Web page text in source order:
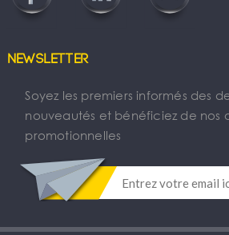
Newsletter
Soyez les premiers informés des
nouveautés et bénéficiez de nos
promotionnelles